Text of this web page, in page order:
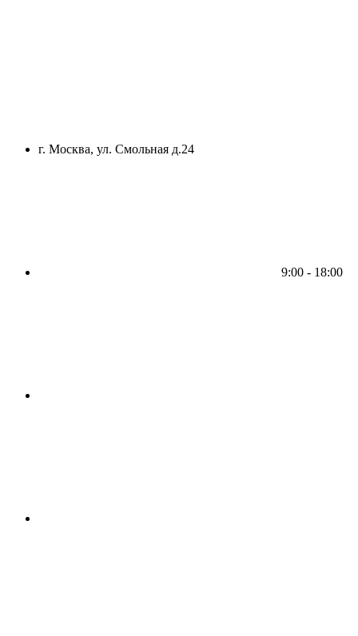
г. Москва, ул. Смольная д.24
9:00 - 18:00